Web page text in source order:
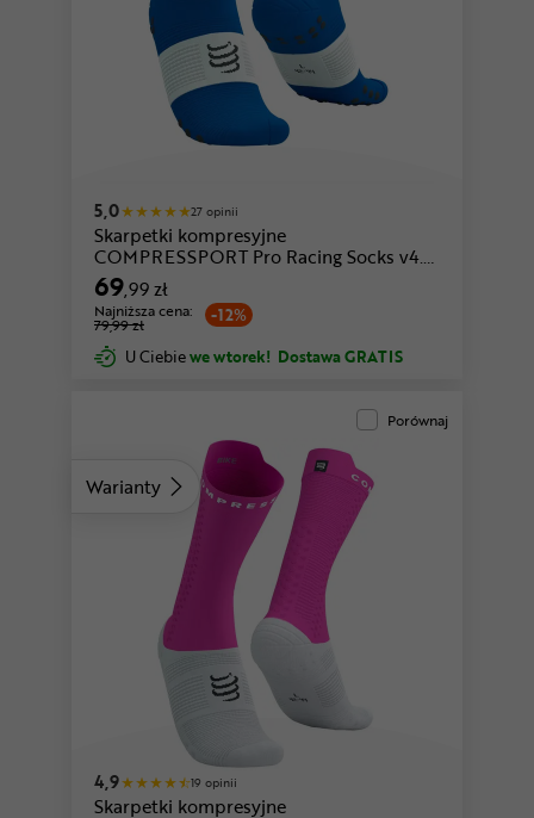
5,0 27 opinii
Skarpetki kompresyjne
COMPRESSPORT Pro Racing Socks v4.0
Run Low
69,99 zł
-12%
Najniższa cena:
79,99 zł
U Ciebiewe wtorek! Dostawa GRATIS
Warianty
zielony-biały
Porównaj
4,9 19 opinii
Skarpetki kompresyjne